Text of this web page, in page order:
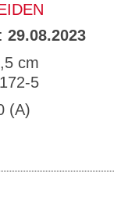
29.08.2023
cm
5
(A)